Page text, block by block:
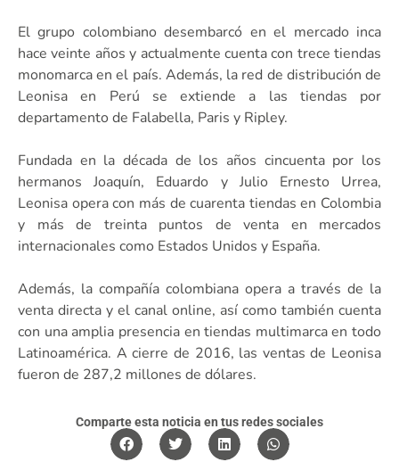
El grupo colombiano desembarcó en el mercado inca
hace veinte años y actualmente cuenta con trece tiendas
monomarca en el país. Además, la red de distribución de
Leonisa en Perú se extiende a las tiendas por
departamento de Falabella, Paris y Ripley.
Fundada en la década de los años cincuenta por los
hermanos Joaquín, Eduardo y Julio Ernesto Urrea,
Leonisa opera con más de cuarenta tiendas en Colombia
y más de treinta puntos de venta en mercados
internacionales como Estados Unidos y España.
Además, la compañía colombiana opera a través de la
venta directa y el canal online, así como también cuenta
con una amplia presencia en tiendas multimarca en todo
Latinoamérica. A cierre de 2016, las ventas de Leonisa
fueron de 287,2 millones de dólares.
Comparte esta noticia en tus redes sociales